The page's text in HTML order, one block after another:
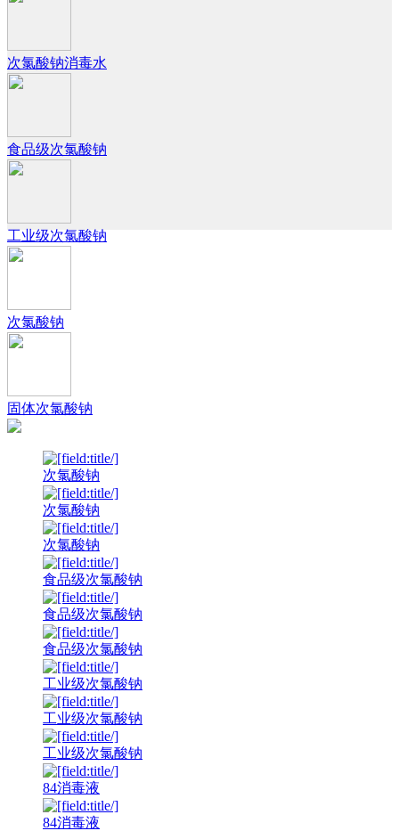
次氯酸钠消毒水
食品级次氯酸钠
工业级次氯酸钠
次氯酸钠
固体次氯酸钠
次氯酸钠
次氯酸钠
次氯酸钠
食品级次氯酸钠
食品级次氯酸钠
食品级次氯酸钠
工业级次氯酸钠
工业级次氯酸钠
工业级次氯酸钠
84消毒液
84消毒液